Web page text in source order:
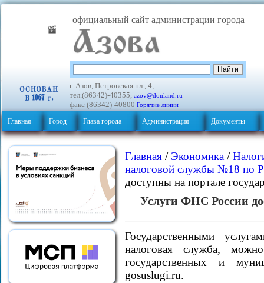
официальный сайт администрации города
г. Азов, Петровская пл., 4,
тел.(86342)-40355, azov@donland.ru
факс (86342)-40800 Горячие линии
Главная Город Глава города Администрация Документы
Главная / Экономика /
налоговой службы №18 по
доступны на портале
Услуги ФНС России
Государственными
налоговая служба,
государственных и
gosuslugi.ru.